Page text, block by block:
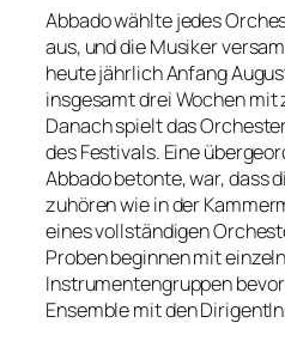
Abbado wählte jedes
aus, und die Musiker
heute jährlich Anfang
insgesamt drei Wochen mit
Danach spielt das
des Festivals. Eine
Abbado betonte, war, dass
zuhören wie in der
eines vollständigen
Proben beginnen mit
Instrumentengruppen
Ensemble mit den